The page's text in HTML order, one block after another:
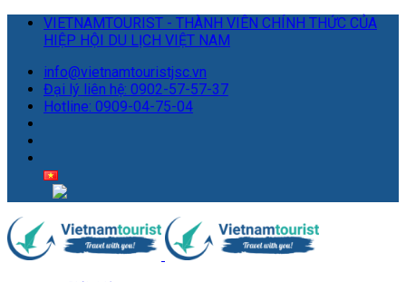
VIETNAMTOURIST - THÀNH VIÊN CHÍNH THỨC CỦA
HIỆP HỘI DU LỊCH VIỆT NAM
info@vietnamtouristjsc.vn
Đại lý liên hệ: 0902-57-57-37
Hotline: 0909-04-75-04